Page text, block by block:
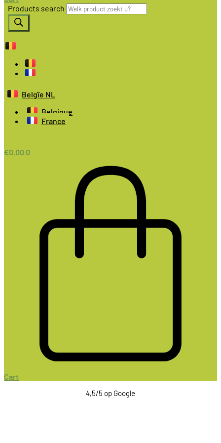
Products search
Belgïe NL
Belgique
France
€0,00 0
Cart
4,5/5 op Google